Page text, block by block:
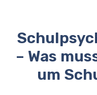
– Was
um